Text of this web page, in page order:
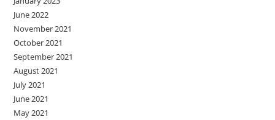
June 2022
November 2021
October 2021
September 2021
August 2021
July 2021
June 2021
May 2021